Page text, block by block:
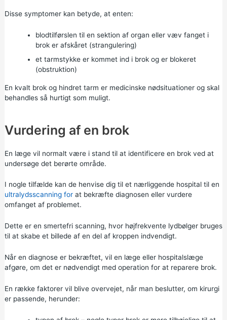
Disse symptomer kan betyde, at enten:
blodtilførslen til en sektion af organ eller væv fanget i
brok er afskåret (strangulering)
et tarmstykke er kommet ind i brok og er blokeret
(obstruktion)
En kvalt brok og hindret tarm er medicinske nødsituationer og skal
behandles så hurtigt som muligt.
Vurdering af en brok
En læge vil normalt være i stand til at identificere en brok ved at
undersøge det berørte område.
I nogle tilfælde kan de henvise dig til et nærliggende hospital til en
ultralydsscanning forat bekræfte diagnosen eller vurdere
omfanget af problemet.
Dette er en smertefri scanning, hvor højfrekvente lydbølger bruges
til at skabe et billede af en del af kroppen indvendigt.
Når en diagnose er bekræftet, vil en læge eller hospitalslæge
afgøre, om det er nødvendigt med operation for at reparere brok.
En række faktorer vil blive overvejet, når man beslutter, om kirurgi
er passende, herunder: